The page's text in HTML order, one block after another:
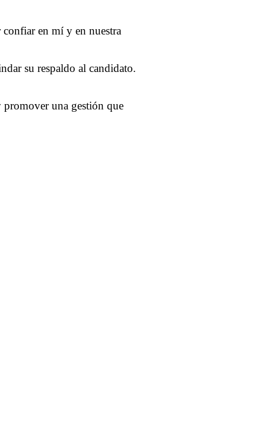
en mí y en nuestra
su respaldo al candidato.
promover una gestión que